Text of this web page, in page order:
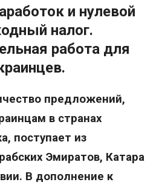
и нулевой
налог.
работа для
предложений,
в странах
поступает из
Эмиратов, Катара
В дополнение к